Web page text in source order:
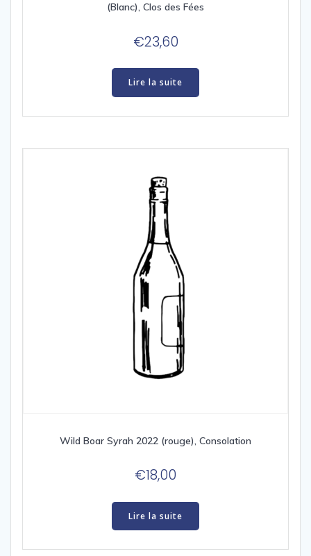
(Blanc), Clos des Fées
€23,60
Lire la suite
Wild Boar Syrah 2022 (rouge), Consolation
€18,00
Lire la suite